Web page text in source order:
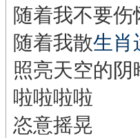
随着我不要伤
随着我散生肖
照亮天空的阴
啦啦啦啦
恣意摇晃